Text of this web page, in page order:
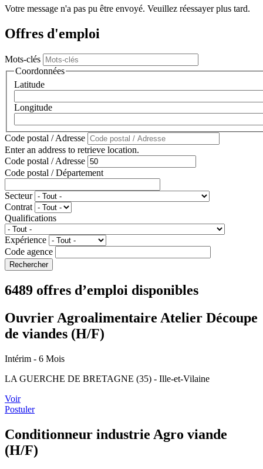
Votre message n'a pas pu être envoyé. Veuillez réessayer plus tard.
Offres d'emploi
Mots-clés
Coordonnées
Latitude
Longitude
Code postal / Adresse
Enter an address to retrieve location.
Code postal / Adresse
Code postal / Département
Secteur
Contrat
Qualifications
Expérience
Code agence
6489 offres d’emploi disponibles
Ouvrier Agroalimentaire Atelier Découpe
de viandes (H/F)
Intérim - 6 Mois
LA GUERCHE DE BRETAGNE (35) - Ille-et-Vilaine
Voir
Postuler
Conditionneur industrie Agro viande
(H/F)